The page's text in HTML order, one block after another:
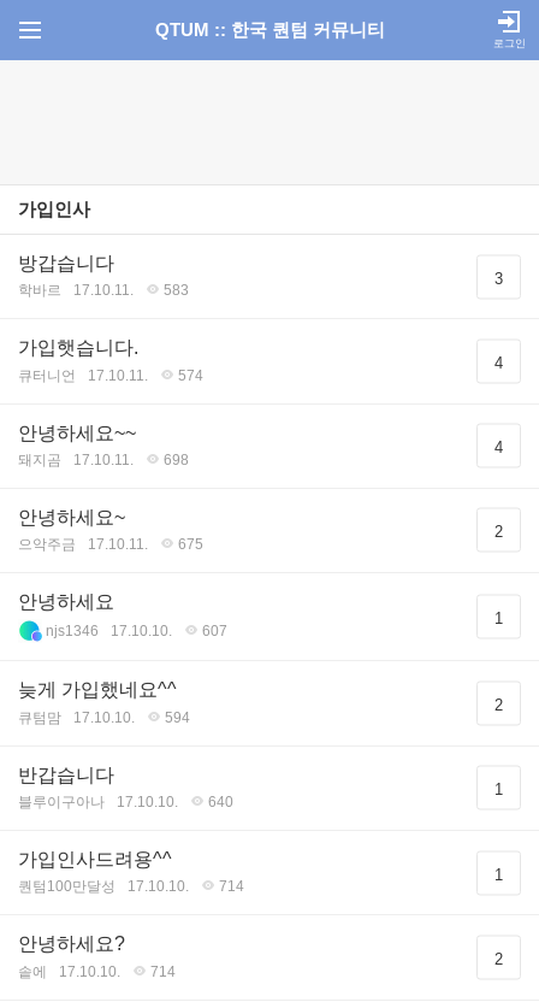
QTUM :: 한국 퀀텀 커뮤니티
로그인
가입인사
방갑습니다
학바르 17.10.11. 583
3
가입햇습니다.
큐터니언 17.10.11. 574
4
안녕하세요~~
돼지곰 17.10.11. 698
4
안녕하세요~
으악주금 17.10.11. 675
2
안녕하세요
njs1346 17.10.10. 607
1
늦게 가입했네요^^
큐텀맘 17.10.10. 594
2
반갑습니다
블루이구아나 17.10.10. 640
1
가입인사드려용^^
퀀텀100만달성 17.10.10. 714
1
안녕하세요?
솥에 17.10.10. 714
2